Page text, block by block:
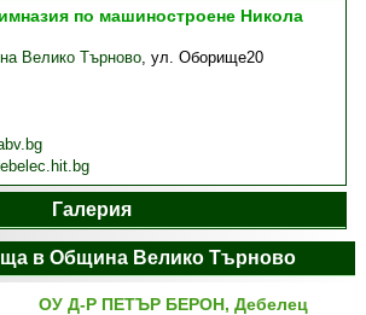
по машиностроене Никола
Велико Търново,ул. Оборище20
Галерия
в Община Велико Търново
ОУ Д-Р ПЕТЪР БЕРОН, Дебелец